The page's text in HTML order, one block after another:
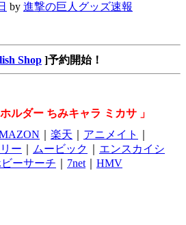
by 進撃の巨人グッズ速報
Shop ]予約開始！
ルダー ちみキャラ ミカサ 」
楽天 アニメイト
ー ムービック
エンスカイシ
ーサーチ 7net HMV